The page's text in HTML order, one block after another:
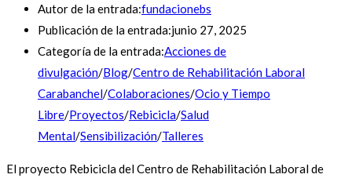
Autor de la entrada:fundacionebs
Publicación de la entrada:junio 27, 2025
Categoría de la entrada:Acciones de
divulgación/Blog/Centro de Rehabilitación Laboral
Carabanchel/Colaboraciones/Ocio y Tiempo
Libre/Proyectos/Rebicicla/Salud
Mental/Sensibilización/Talleres
El proyecto Rebicicla del Centro de Rehabilitación Laboral de